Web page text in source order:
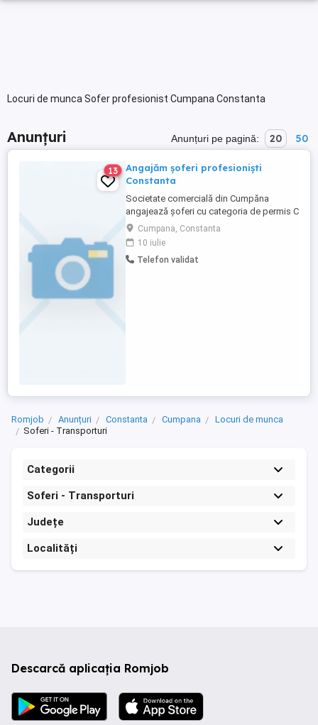
Locuri de munca Sofer profesionist Cumpana Constanta
Anunțuri Anunțuri pe pagină: 20 50
13
Angajăm șoferi profesioniști
Constanta
Societate comercială din Cumpăna
angajează șoferi cu categoria de permis C
și E pentru autobasculante și autotrailere.
Vă garantăm un loc de muncă stabil,
posibilitate de ore suplimentare.
Cumpana, Constanta
10 iulie
Telefon validat
Romjob Anunțuri Constanta Cumpana
Locuri de munca
Soferi - Transporturi
Categorii
Soferi - Transporturi
Județe
Localități
Descarcă aplicația Romjob